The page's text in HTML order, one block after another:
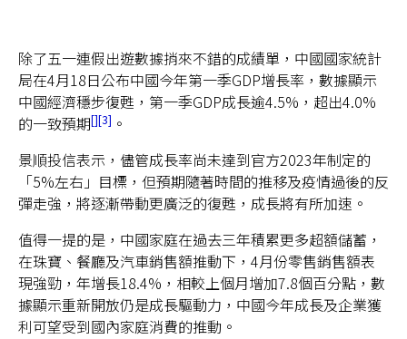
除了五一連假出遊數據捎來不錯的成績單，中國國家統計
局在4月18日公布中國今年第一季GDP增長率，數據顯示
中國經濟穩步復甦，第一季GDP成長逾4.5%，超出4.0%
的一致預期
3
。
景順投信表示，儘管成長率尚未達到官方2023年制定的
「5%左右」目標，但預期隨著時間的推移及疫情過後的反
彈走強，將逐漸帶動更廣泛的復甦，成長將有所加速。
值得一提的是，中國家庭在過去三年積累更多超額儲蓄，
在珠寶、餐廳及汽車銷售額推動下，4月份零售銷售額表
現強勁，年增長18.4%，相較上個月增加7.8個百分點，數
據顯示重新開放仍是成長驅動力，中國今年成長及企業獲
利可望受到國內家庭消費的推動。